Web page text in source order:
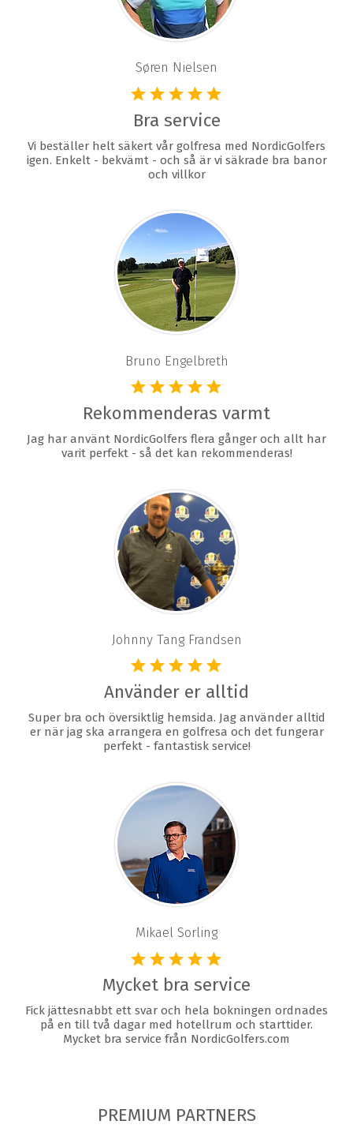
Søren Nielsen
Bra service
Vi beställer helt säkert vår golfresa med NordicGolfers
igen. Enkelt - bekvämt - och så är vi säkrade bra banor
och villkor
Bruno Engelbreth
Rekommenderas varmt
Jag har använt NordicGolfers flera gånger och allt har
varit perfekt - så det kan rekommenderas!
Johnny Tang Frandsen
Använder er alltid
Super bra och översiktlig hemsida. Jag använder alltid
er när jag ska arrangera en golfresa och det fungerar
perfekt - fantastisk service!
Mikael Sorling
Mycket bra service
Fick jättesnabbt ett svar och hela bokningen ordnades
på en till två dagar med hotellrum och starttider.
Mycket bra service från NordicGolfers.com
PREMIUM PARTNERS